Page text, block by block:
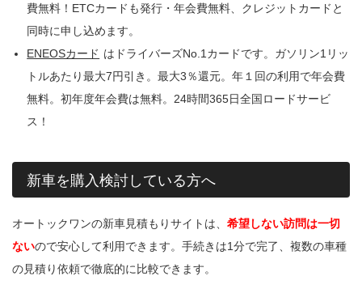
費無料！ETCカードも発行・年会費無料、クレジットカードと
同時に申し込めます。
ENEOSカード はドライバーズNo.1カードです。ガソリン1リッ
トルあたり最大7円引き。最大3％還元。年１回の利用で年会費
無料。初年度年会費は無料。24時間365日全国ロードサービ
ス！
新車を購入検討している方へ
オートックワンの新車見積もりサイトは、 希望しない訪問は一切
ないので安心して利用できます。手続きは1分で完了、複数の車種
の見積り依頼で徹底的に比較できます。